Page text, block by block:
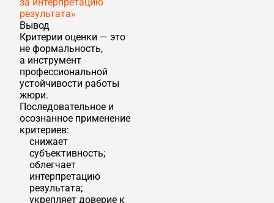
результата»
Вывод
Критерии оценки — это
не формальность,
а инструмент
профессиональной
устойчивости работы
жюри.
Последовательное и
осознанное применение
критериев:
снижает
субъективность;
облегчает
интерпретацию
результата;
укрепляет доверие к